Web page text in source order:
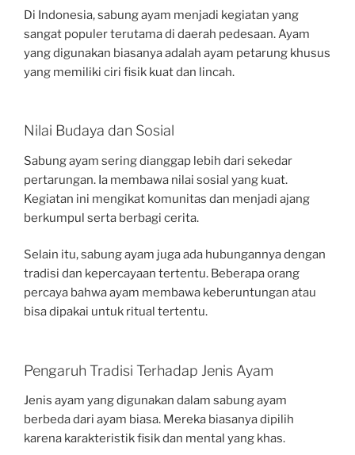
Di Indonesia, sabung ayam menjadi kegiatan yang
sangat populer terutama di daerah pedesaan. Ayam
yang digunakan biasanya adalah ayam petarung khusus
yang memiliki ciri fisik kuat dan lincah.
Nilai Budaya dan Sosial
Sabung ayam sering dianggap lebih dari sekedar
pertarungan. Ia membawa nilai sosial yang kuat.
Kegiatan ini mengikat komunitas dan menjadi ajang
berkumpul serta berbagi cerita.
Selain itu, sabung ayam juga ada hubungannya dengan
tradisi dan kepercayaan tertentu. Beberapa orang
percaya bahwa ayam membawa keberuntungan atau
bisa dipakai untuk ritual tertentu.
Pengaruh Tradisi Terhadap Jenis Ayam
Jenis ayam yang digunakan dalam sabung ayam
berbeda dari ayam biasa. Mereka biasanya dipilih
karena karakteristik fisik dan mental yang khas.